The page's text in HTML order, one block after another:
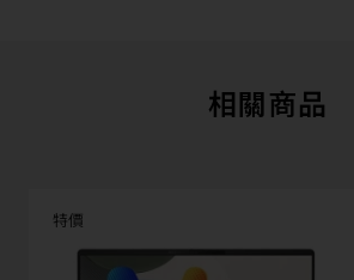
相關商品
特價